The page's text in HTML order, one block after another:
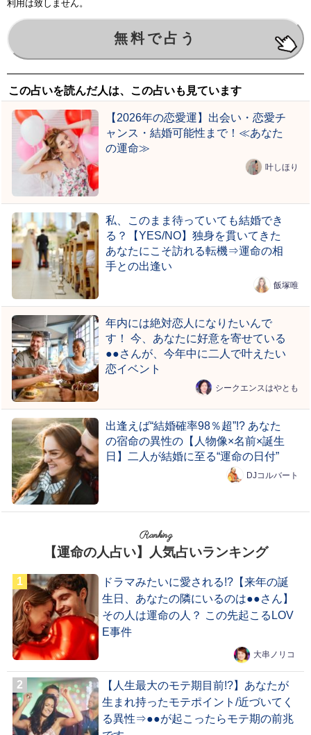
利用は致しません。
この占いを読んだ人は、この占いも見ています
【2026年の恋愛運】出会い・恋愛チ
ャンス・結婚可能性まで！≪あなた
の運命≫
叶しほり
私、このまま待っていても結婚でき
る？【YES/NO】独身を貫いてきた
あなたにこそ訪れる転機⇒運命の相
手との出逢い
飯塚唯
年内には絶対恋人になりたいんで
す！ 今、あなたに好意を寄せている
●●さんが、今年中に二人で叶えたい
恋イベント
シークエンスはやとも
出逢えば“結婚確率98％超”!? あなた
の宿命の異性の【人物像×名前×誕生
日】二人が結婚に至る“運命の日付”
DJコルバート
Ranking
【運命の人占い】人気占いランキング
ドラマみたいに愛される!?【来年の誕
生日、あなたの隣にいるのは●●さん】
その人は運命の人？ この先起こるLOV
E事件
大串ノリコ
【人生最大のモテ期目前!?】あなたが
生まれ持ったモテポイント/近づいてく
る異性⇒●●が起こったらモテ期の前兆